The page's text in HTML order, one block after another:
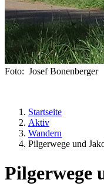
Foto: Josef Bonenberger
Startseite
Aktiv
Wandern
Pilgerwege und
Pilgerwege